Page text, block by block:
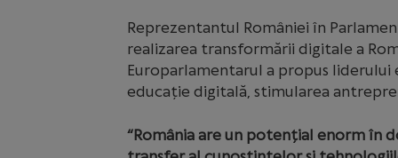
Reprezentantul României în
realizarea transformării digitale a
Europarlamentarul a propus liderului
educație digitală, stimularea
“România are un potențial enorm în